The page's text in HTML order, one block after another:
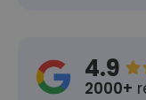
4.9 
2000+